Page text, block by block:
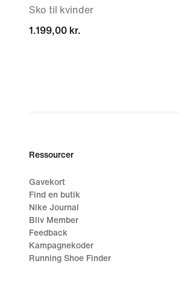
Sko til kvinder
1.199,00 kr.
1.199,00 kr.
Ressourcer
Gavekort
Find en butik
Nike Journal
Bliv Member
Feedback
Kampagnekoder
Running Shoe Finder